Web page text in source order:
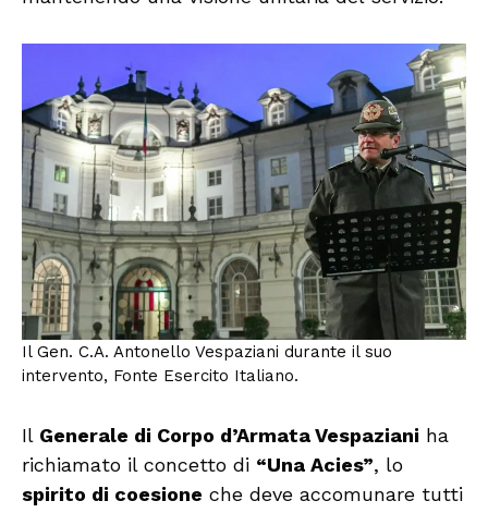
Il Gen. C.A. Antonello Vespaziani durante il suo
intervento, Fonte Esercito Italiano.
Il Generale di Corpo d’Armata Vespaziani ha
richiamato il concetto di “Una Acies”, lo
spirito di coesione che deve accomunare tutti